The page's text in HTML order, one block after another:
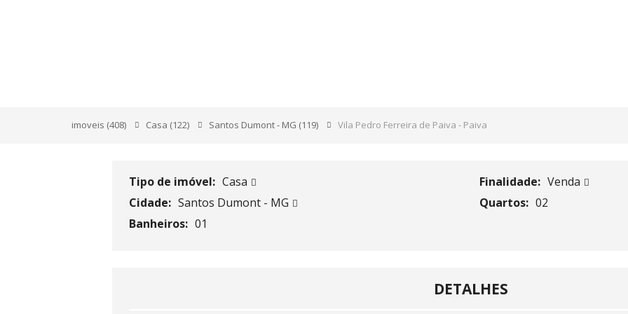
imoveis (408) Casa (122) Santos Dumont - MG (119) Vila Pedro Ferreira de Paiva - Paiva
Tipo de imóvel: Casa Finalidade: Venda
Cidade: Santos Dumont - MG Quartos: 02
Banheiros: 01
DETALHES